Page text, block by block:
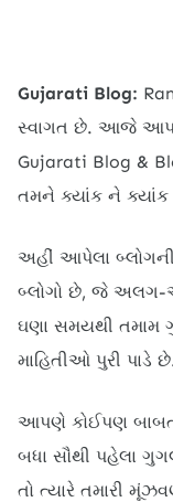
Gujarati Blog:
સ્વાગત છે. આજે
Gujarati Blog &
તમને ક્યાંક ને
અહીં આપેલા બ્લોગની
બ્લોગો છે, જે અલગ-
ઘણા સમયથી તમામ
માહિતીઓ પુરી પાડે
આપણે કોઈપણ
બધા સૌથી પહેલા
તો ત્યારે તમારી